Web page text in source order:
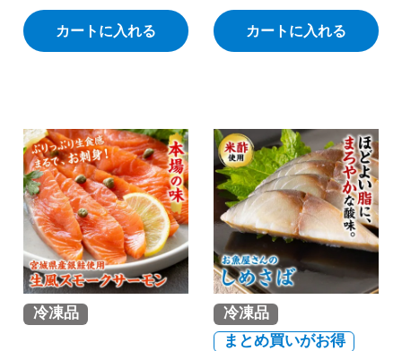
カートに入れる カートに入れる
冷凍品
冷凍品
まとめ買いがお得